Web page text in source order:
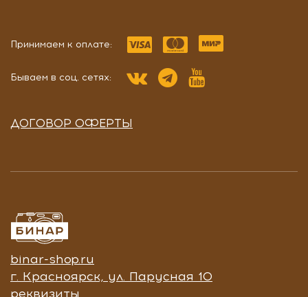
Принимаем к оплате:
Бываем в соц. сетях:
ДОГОВОР ОФЕРТЫ
binar-shop.ru
г. Красноярск, ул. Парусная 10
реквизиты